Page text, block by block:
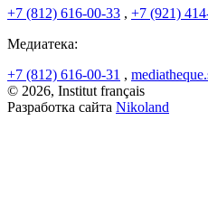
+7 (812) 616-00-33 , +7 (921)
Медиатека:
+7 (812) 616-00-31 ,
© 2026, Institut français
Разработка сайта Nikoland